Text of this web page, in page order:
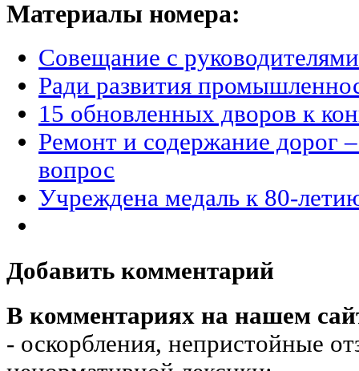
Материалы номера:
Совещание с руководителями
Ради развития
15 обновленных дворов к
Ремонт и содержание дорог
вопрос
Учреждена медаль к 80-
Добавить комментарий
В комментариях на нашем
- оскорбления, непристойные